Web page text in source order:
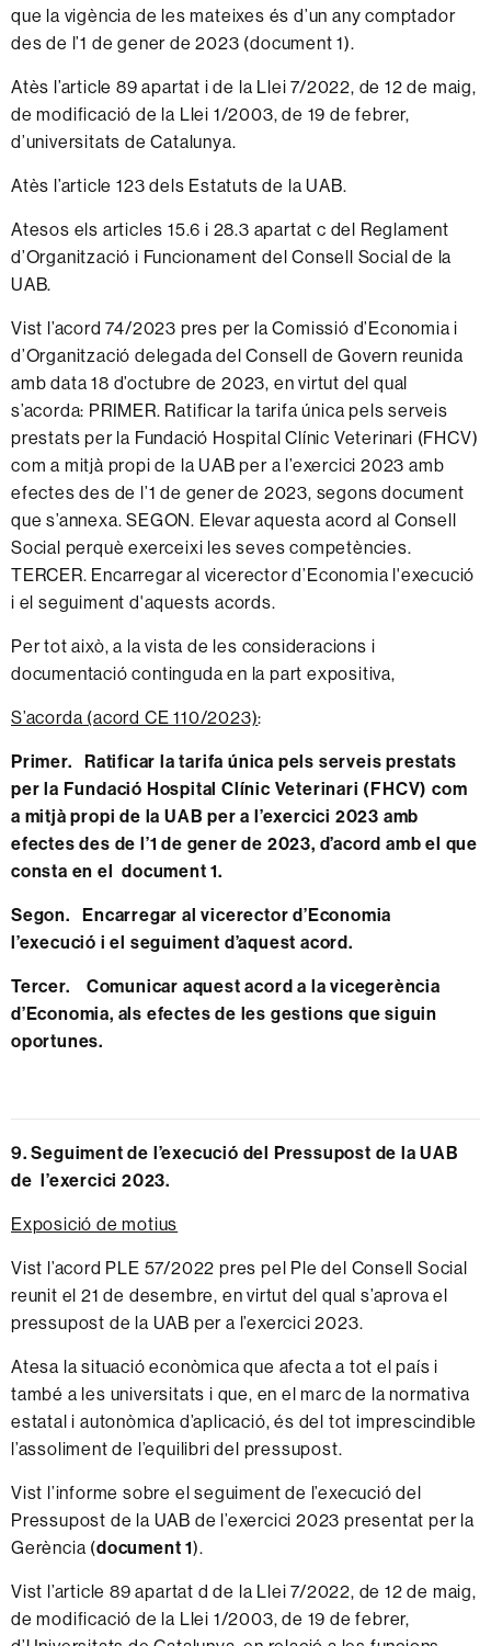
que la vigència de les mateixes és d’un any comptador
des de l’1 de gener de 2023 (document 1).
Atès l’article 89 apartat i de la Llei 7/2022, de 12 de maig,
de modificació de la Llei 1/2003, de 19 de febrer,
d’universitats de Catalunya.
Atès l’article 123 dels Estatuts de la UAB.
Atesos els articles 15.6 i 28.3 apartat c del Reglament
d’Organització i Funcionament del Consell Social de la
UAB.
Vist l’acord 74/2023 pres per la Comissió d’Economia i
d’Organització delegada del Consell de Govern reunida
amb data 18 d’octubre de 2023, en virtut del qual
s’acorda: PRIMER. Ratificar la tarifa única pels serveis
prestats per la Fundació Hospital Clínic Veterinari (FHCV)
com a mitjà propi de la UAB per a l’exercici 2023 amb
efectes des de l’1 de gener de 2023, segons document
que s’annexa. SEGON. Elevar aquesta acord al Consell
Social perquè exerceixi les seves competències.
TERCER. Encarregar al vicerector d’Economia l'execució
i el seguiment d'aquests acords.
Per tot això, a la vista de les consideracions i
documentació continguda en la part expositiva,
S’acorda (acord CE 110/2023):
Primer. Ratificar la tarifa única pels serveis prestats
per la Fundació Hospital Clínic Veterinari (FHCV) com
a mitjà propi de la UAB per a l’exercici 2023 amb
efectes des de l’1 de gener de 2023, d’acord amb el que
consta en eldocument 1.
Segon. Encarregar al vicerector d’Economia
l’execució i el seguiment d’aquest acord.
Tercer. Comunicar aquest acord a la vicegerència
d’Economia, als efectes de les gestions que siguin
oportunes.
9. Seguiment de l’execució del Pressupost de la UAB
de l’exercici 2023.
Exposició de motius
Vist l’acord PLE 57/2022 pres pel Ple del Consell Social
reunit el 21 de desembre, en virtut del qual s’aprova el
pressupost de la UAB per a l’exercici 2023.
Atesa la situació econòmica que afecta a tot el país i
també a les universitats i que, en el marc de la normativa
estatal i autonòmica d’aplicació, és del tot imprescindible
l’assoliment de l’equilibri del pressupost.
Vist l’informe sobre el seguiment de l’execució del
Pressupost de la UAB de l’exercici 2023 presentat per la
Gerència (document 1).
Vist l’article 89 apartat dde la Llei 7/2022, de 12 de maig,
de modificacióde la Llei 1/2003, de 19 de febrer,